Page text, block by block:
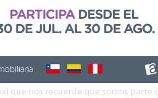
celebra la geografía única de Lo
a cordillera— a través de
La obra transforma la flora y la
el paisaje e invitan a reflexionar
comunidad. “Quise traducir esa
que nos recuerde que somos parte